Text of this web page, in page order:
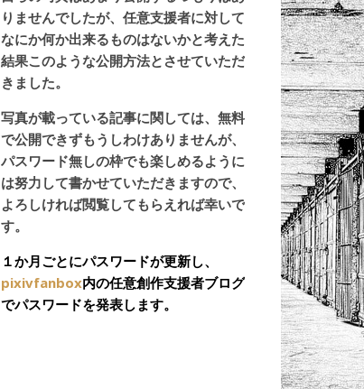
りませんでしたが、任意支援者に対して
なにか何か出来るものはないかと考えた
結果このような公開方法とさせていただ
きました。
写真が載っている記事に関しては、無料
で公開できずもうしわけありませんが、
パスワード無しの枠でも楽しめるように
は努力して書かせていただきますので、
よろしければ閲覧してもらえれば幸いで
す。
１か月ごとにパスワードが更新し、
pixivfanbox内の任意創作支援者ブログ
でパスワードを発表します。